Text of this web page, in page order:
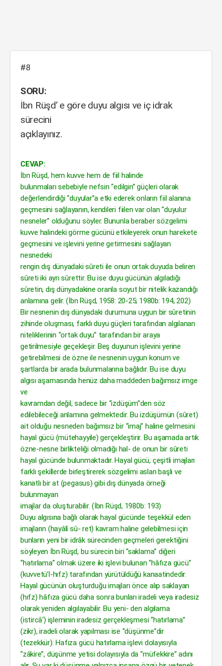
#8
SORU:
İbn Rüşd’ e göre duyu algısı ve iç idrak
sürecini
açıklayınız.
CEVAP:
İbn Rüşd, hem kuvve hem de fiil halinde
bulunmaları sebebiyle nefsin “edilgin” güçleri olarak
değerlendirdiği “duyular”a etki ederek onların fiil alanına
geçmesini sağlayanın, kendileri fiilen var olan “duyulur
nesneler” olduğunu söyler. Bununla beraber sözgelimi
kuvve halindeki görme gücünü etkileyerek onun harekete
geçmesini ve işlevini yerine getirmesini sağlayan
nesnedeki
rengin dış dünyadaki sûreti ile onun ortak duyuda beliren
sûreti iki ayrı sûrettir. Bu ise duyu gücünün algıladığı
sûretin, dış dünyadakine oranla soyut bir nitelik kazandığı
anlamına gelir. (İbn Rüşd, 1958: 20-25; 1980b: 194, 202)
Bir nesnenin dış dünyadaki durumuna uygun bir sûretinin
zihinde oluşması, farklı duyu güçleri tarafından algılanan
niteliklerinin “ortak duyu” tarafından bir araya
getirilmesiyle geçekleşir. Beş duyunun işlevini yerine
getirebilmesi de özne ile nesnenin uygun konum ve
şartlarda bir arada bulunmalarına bağlıdır. Bu ise duyu
algısı aşamasında henüz daha maddeden bağımsız imge
ve
kavramdan değil, sadece bir “izdüşüm”den söz
edilebileceği anlamına gelmektedir. Bu izdüşümün (sûret)
ait olduğu nesneden bağımsız bir “imaj” haline gelmesini
hayal gücü (mütehayyile) gerçekleştirir. Bu aşamada artık
özne-nesne birlikteliği olmadığı hal- de onun bir sûreti
hayal gücünde bulunmaktadır. Hayal gücü, çeşitli imajları
farklı şekillerde birleştirerek sözgelimi aslan başlı ve
kanatlı bir at (pegasus) gibi dış dünyada örneği
bulunmayan
imajlar da oluşturabilir. (İbn Rüşd, 1980b: 193)
Duyu algısına bağlı olarak hayal gücünde teşekkül eden
imajların (hayâlî sû- ret) kavram haline gelebilmesi için
bunların yeni bir idrâk sürecinden geçmeleri gerektiğini
söyleyen İbn Rüşd, bu sürecin biri “saklama” diğeri
“hatırlama” olmak üzere iki işlevi bulunan “hâfıza gücü”
(kuvvetü’l-hıfz) tarafından yürütüldüğü kanaatindedir.
Hayal gücünün oluşturduğu imajları önce alıp saklayan
(hıfz) hâfıza gücü daha sonra bunları iradeli veya iradesiz
olarak yeniden algılayabilir. Bu yeni- den algılama
(istircâ‘) işleminin iradesiz gerçekleşmesi “hatırlama”
(zikr), iradeli olarak yapılması ise “düşünme”dir
(tezekkür): Hafıza gücü hatırlama işlevi dolayısıyla
“zâkire”, düşünme yetisi dolayısıyla da “müfekkire” adını